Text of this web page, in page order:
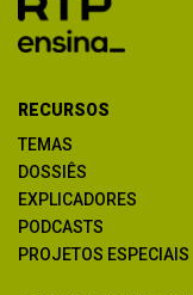
RECURSOS
TEMAS
DOSSIÊS
EXPLICADORES
PODCASTS
PROJETOS ESPECIAIS